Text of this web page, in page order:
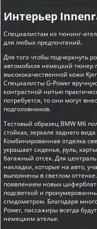
Интерьер
Специалистам из тюнинг-
для любых предпочтений.
Для того чтобы подчеркнуть
автомобиля немецкий тюнер
высококачественной кожи
Специалисты G-Power
контрастной нитью
потребуется, то они могут
подголовников.
Тестовый образец BMW M6
стойках, зеркале заднего
Комбинированная отделка
украшает сиденья, руль,
багажный отсек. Для
накладки, которые на авто,
выполнены в светлом
появлением новых
подсветкой и
спидометром. Благодаря
Power, пассажиры всегда
немецким ателье.